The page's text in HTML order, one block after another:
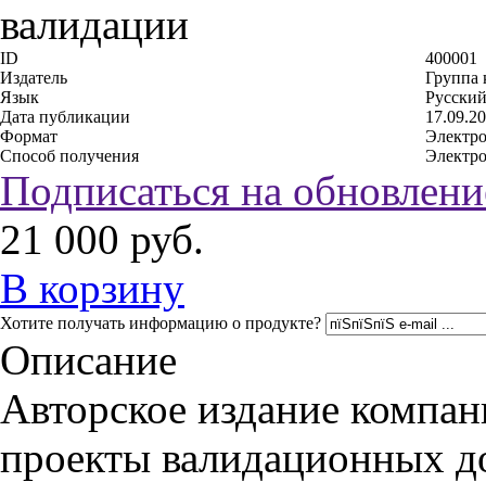
валидации
ID
400001
Издатель
Язык
Дата публикации
Формат
Способ получения
Подписаться на
21 000 руб.
В корзину
Хотите получать информацию о продукте?
Описание
Авторское издание
проекты валидационных